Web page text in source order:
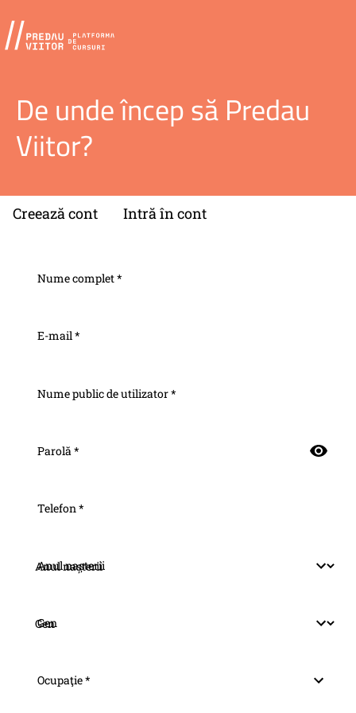
De unde încep să Predau
Viitor?
Creează cont Intră în cont
Nume complet *
E-mail *
Nume public de utilizator *
Parolă *
Telefon *
Anul nașterii
Gen
Ocupaţie *